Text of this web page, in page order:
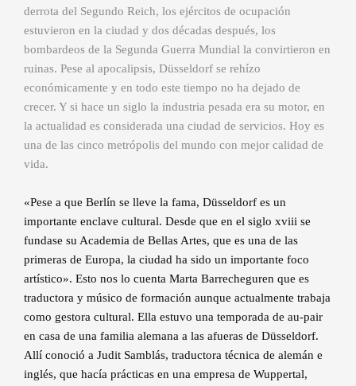
derrota del Segundo Reich, los ejércitos de ocupación
estuvieron en la ciudad y dos décadas después, los
bombardeos de la Segunda Guerra Mundial la convirtieron en
ruinas. Pese al apocalipsis, Düsseldorf se rehízo
económicamente y en todo este tiempo no ha dejado de
crecer. Y si hace un siglo la industria pesada era su motor, en
la actualidad es considerada una ciudad de servicios. Hoy es
una de las cinco metrópolis del mundo con mejor calidad de
vida.
«Pese a que Berlín se lleve la fama, Düsseldorf es un
importante enclave cultural. Desde que en el siglo xviii se
fundase su Academia de Bellas Artes, que es una de las
primeras de Europa, la ciudad ha sido un importante foco
artístico». Esto nos lo cuenta Marta Barrecheguren que es
traductora y músico de formación aunque actualmente trabaja
como gestora cultural. Ella estuvo una temporada de au-pair
en casa de una familia alemana a las afueras de Düsseldorf.
Allí conoció a Judit Samblás, traductora técnica de alemán e
inglés, que hacía prácticas en una empresa de Wuppertal,